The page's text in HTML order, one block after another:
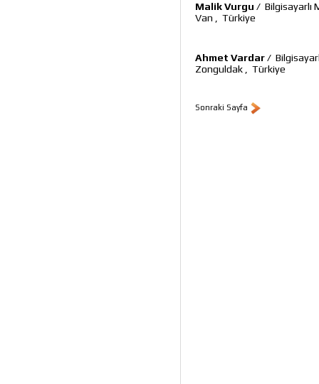
Malik Vurgu / Bilgisayarlı
Van
Türkiye
Ahmet Vardar/
Zonguldak
Türkiye
Sonraki Sayfa